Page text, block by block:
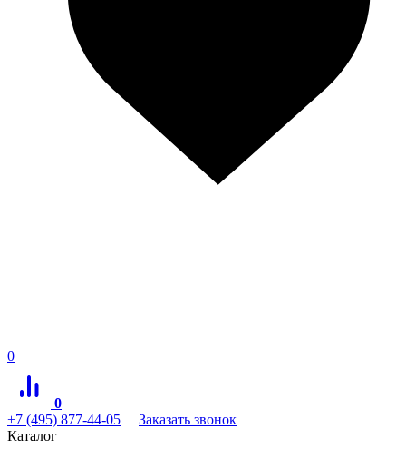
0
0
+7 (495) 877-44-05
Заказать звонок
Каталог